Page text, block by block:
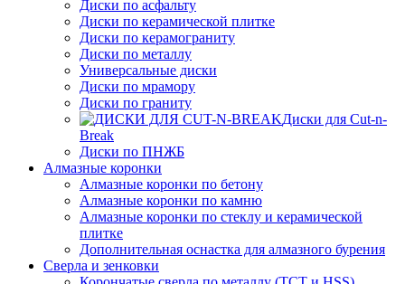
Диски по асфальту
Диски по керамической плитке
Диски по керамограниту
Диски по металлу
Универсальные диски
Диски по мрамору
Диски по граниту
Диски для Cut-n-
Break
Диски по ПНЖБ
Алмазные коронки
Алмазные коронки по бетону
Алмазные коронки по камню
Алмазные коронки по стеклу и керамической
плитке
Дополнительная оснастка для алмазного бурения
Сверла и зенковки